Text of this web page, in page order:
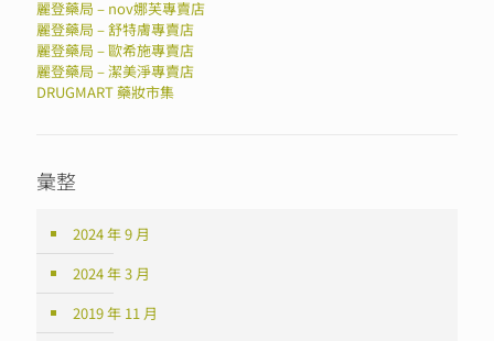
麗登藥局 – nov娜芙專賣店
麗登藥局 – 舒特膚專賣店
麗登藥局 – 歐希施專賣店
麗登藥局 – 潔美淨專賣店
DRUGMART 藥妝市集
彙整
2024 年 9 月
2024 年 3 月
2019 年 11 月